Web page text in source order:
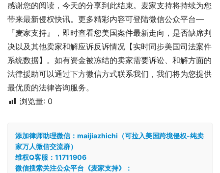
感谢您的阅读，今天的分享到此结束。麦家支持将持续为您
带来最新侵权快讯。更多精彩内容可登陆微信公众平台—
『麦家支持』，即时查看您美国案件最新走向，是否缺席判
决以及其他卖家和解应诉反诉情况【实时同步美国司法案件
系统数据】。如有资金被冻结的卖家需要诉讼、和解方面的
法律援助可以通过下方微信方式联系我们，我们将为您提供
最优质的法律咨询服务。
浏览量: 0
添加律师助理微信：maijiazhichi（可拉入美国跨境侵权-纯卖
家万人微信交流群）
维权Q客服：11711906
微信搜索关注公众平台《麦家支持》：